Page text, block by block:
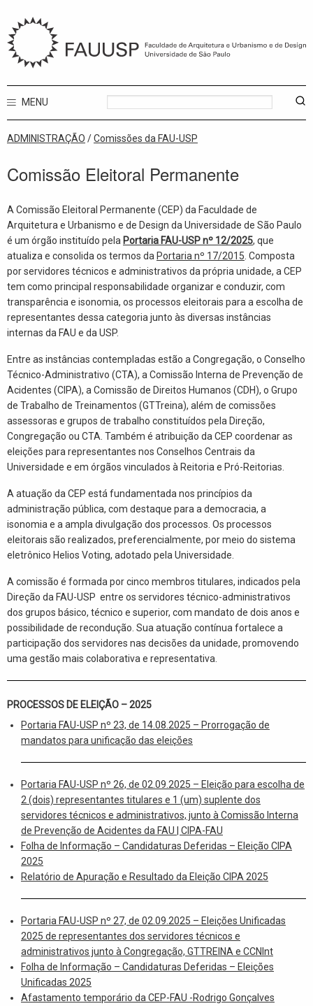
MENU
ADMINISTRAÇÃO /Comissões da FAU-USP
Comissão Eleitoral Permanente
A Comissão Eleitoral Permanente (CEP) da Faculdade de
Arquitetura e Urbanismo e de Design da Universidade de São Paulo
é um órgão instituído pela Portaria FAU-USP nº 12/2025, que
atualiza e consolida os termos da Portaria nº 17/2015 . Composta
por servidores técnicos e administrativos da própria unidade, a CEP
tem como principal responsabilidade organizar e conduzir, com
transparência e isonomia, os processos eleitorais para a escolha de
representantes dessa categoria junto às diversas instâncias
internas da FAU e da USP.
Entre as instâncias contempladas estão a Congregação, o Conselho
Técnico-Administrativo (CTA), a Comissão Interna de Prevenção de
Acidentes (CIPA), a Comissão de Direitos Humanos (CDH), o Grupo
de Trabalho de Treinamentos (GTTreina), além de comissões
assessoras e grupos de trabalho constituídos pela Direção,
Congregação ou CTA. Também é atribuição da CEP coordenar as
eleições para representantes nos Conselhos Centrais da
Universidade e em órgãos vinculados à Reitoria e Pró-Reitorias.
A atuação da CEP está fundamentada nos princípios da
administração pública, com destaque para a democracia, a
isonomia e a ampla divulgação dos processos. Os processos
eleitorais são realizados, preferencialmente, por meio do sistema
eletrônico Helios Voting, adotado pela Universidade.
A comissão é formada por cinco membros titulares, indicados pela
Direção da FAU-USP entre os servidores técnico-administrativos
dos grupos básico, técnico e superior, com mandato de dois anos e
possibilidade de recondução. Sua atuação contínua fortalece a
participação dos servidores nas decisões da unidade, promovendo
uma gestão mais colaborativa e representativa.
PROCESSOS DE ELEIÇÃO – 2025
Portaria FAU-USP nº 23, de 14.08.2025 – Prorrogação de
mandatos para unificação das eleições
Portaria FAU-USP nº 26, de 02.09.2025 – Eleição para escolha de
2 (dois) representantes titulares e 1 (um) suplente dos
servidores técnicos e administrativos, junto à Comissão Interna
de Prevenção de Acidentes da FAU | CIPA-FAU
Folha de Informação – Candidaturas Deferidas – Eleição CIPA
2025
Relatório de Apuração e Resultado da Eleição CIPA 2025
Portaria FAU-USP nº 27, de 02.09.2025 – Eleições Unificadas
2025 de representantes dos servidores técnicos e
administrativos junto à Congregação, GTTREINA e CCNInt
Folha de Informação – Candidaturas Deferidas – Eleições
Unificadas 2025
Afastamento temporário da CEP-FAU -Rodrigo Gonçalves